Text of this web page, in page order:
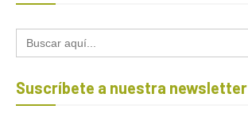
Buscar:
Suscríbete a nuestra newsletter